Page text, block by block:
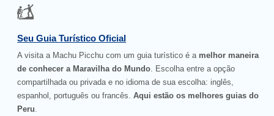
Seu Guia Turístico Oficial
A visita a Machu Picchu com um guia turístico é a melhor maneira
de conhecer a Maravilha do Mundo. Escolha entre a opção
compartilhada ou privada e no idioma de sua escolha: inglês,
espanhol, português ou francês. Aqui estão os melhores guias do
Peru.